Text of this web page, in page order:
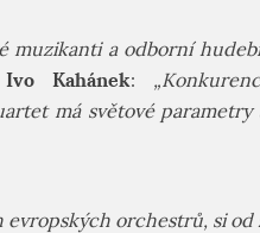
muzikanti a odborní
Ivo Kahánek:
má světové
orchestrů, si od